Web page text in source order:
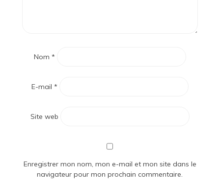
Nom *
E-mail *
Site web
Enregistrer mon nom, mon e-mail et mon site dans le
navigateur pour mon prochain commentaire.